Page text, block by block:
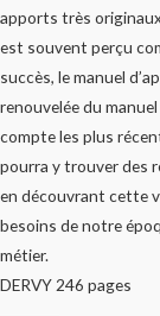
apports très
est souvent perçu
succès, le manuel
renouvelée du
compte les plus
pourra y trouver des
en découvrant cette
besoins de notre
métier.
DERVY 246 pages